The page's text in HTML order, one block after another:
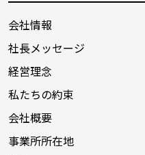
会社情報
社長メッセージ
経営理念
私たちの約束
会社概要
事業所所在地